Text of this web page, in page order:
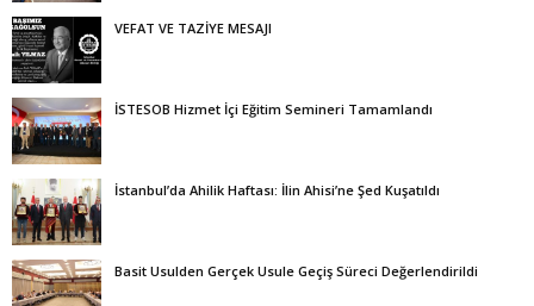
VEFAT VE TAZİYE MESAJI
İSTESOB Hizmet İçi Eğitim Semineri Tamamlandı
İstanbul’da Ahilik Haftası: İlin Ahisi’ne Şed Kuşatıldı
Basit Usulden Gerçek Usule Geçiş Süreci Değerlendirildi